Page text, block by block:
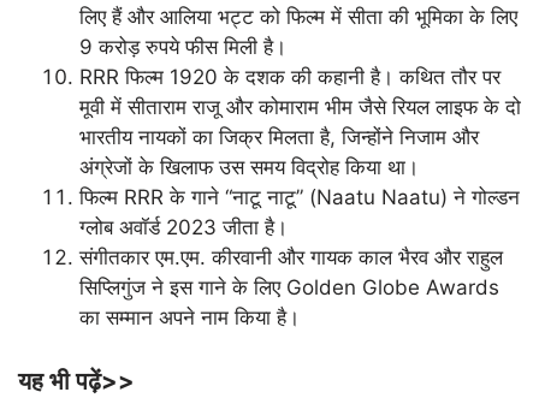
लिए हैं और आलिया भट्ट को फिल्म में सीता की भूमिका के लिए
9 करोड़ रुपये फीस मिली है।
RRR फिल्म 1920 के दशक की कहानी है। कथित तौर पर
मूवी में सीताराम राजू और कोमाराम भीम जैसे रियल लाइफ के दो
भारतीय नायकों का जिक्र मिलता है, जिन्होंने निजाम और
अंग्रेजों के खिलाफ उस समय विद्रोह किया था।
फिल्म RRR के गाने “नाटू नाटू” (Naatu Naatu) ने गोल्डन
ग्लोब अवॉर्ड 2023 जीता है।
संगीतकार एम.एम. कीरवानी और गायक काल भैरव और राहुल
सिप्लिगुंज ने इस गाने के लिए Golden Globe Awards
का सम्मान अपने नाम किया है।
यह भी पढ़ें>>